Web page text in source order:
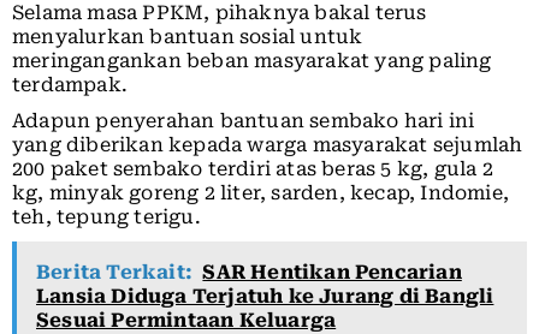
Selama masa PPKM, pihaknya bakal terus
menyalurkan bantuan sosial untuk
meringangankan beban masyarakat yang paling
terdampak.
Adapun penyerahan bantuan sembako hari ini
yang diberikan kepada warga masyarakat sejumlah
200 paket sembako terdiri atas beras 5 kg, gula 2
kg, minyak goreng 2 liter, sarden, kecap, Indomie,
teh, tepung terigu.
Berita Terkait: SAR Hentikan Pencarian
Lansia Diduga Terjatuh ke Jurang di Bangli
Sesuai Permintaan Keluarga